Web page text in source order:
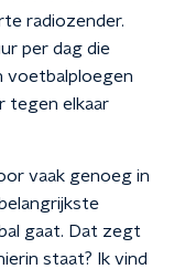
radiozender.
per dag die
voetbalploegen
tegen elkaar
vaak genoeg in
gaat. Dat zegt
staat? Ik vind